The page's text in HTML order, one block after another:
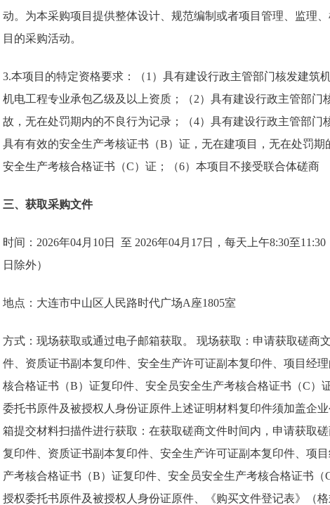
动。为本采购项目提供整体设计、规范编制或者项目管理、监理
目的采购活动。
3.本项目的特定资格要求：（1）具有建设行政主管部门核发建筑
机电工程专业承包乙级及以上资质；（2）具有建设行政主管部
故，无在处罚期内的不良行为记录；（4）具有建设行政主管部门
具有有效的安全生产考核证书（B）证，无在建项目，无在处罚
安全生产考核合格证书（C）证；（6）本项目不接受联合体磋商
三、获取采购文件
时间：2026年04月10日 至 2026年04月17日，每天上午8:30至
日除外）
地点：大连市中山区人民路时代广场A座1805室
方式：现场获取或通过电子邮箱获取。 现场获取：申请获取磋商
件、资质证书副本复印件、安全生产许可证副本复印件、项目经
核合格证书（B）证复印件、安全员安全生产考核合格证书（C）
委托书原件及被授权人身份证原件上述证明材料复印件须加盖企
箱提交材料扫描件进行获取：在获取磋商文件时间内，申请获取
复印件、资质证书副本复印件、安全生产许可证副本复印件、项
产考核合格证书（B）证复印件、安全员安全生产考核合格证书
授权委托书原件及被授权人身份证原件、《购买文件登记表》（